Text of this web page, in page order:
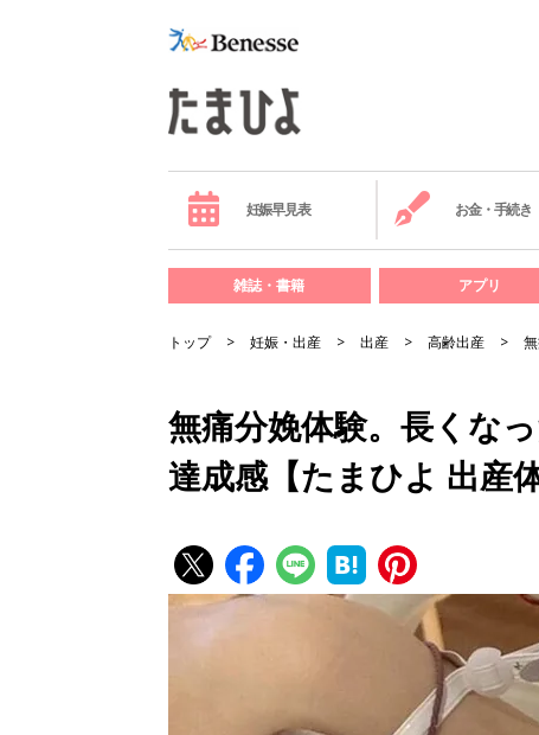
妊娠早見表 お金・手続き
雑誌・書籍 アプリ
トップ 妊娠・出産 出産 高齢出産
無痛分娩体験。長くな
達成感【たまひよ 出産